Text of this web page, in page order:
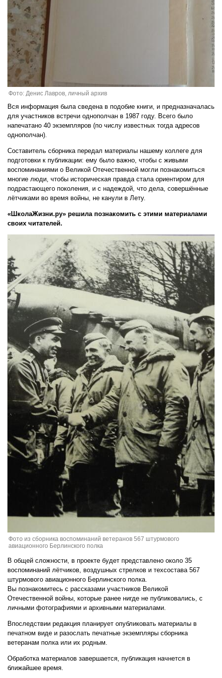
Фото: Денис Лавров, личный архив
Вся информация была сведена в подобие книги, и предназначалась
для участников встречи однополчан в 1987 году. Всего было
напечатано 40 экземпляров (по числу известных тогда адресов
однополчан).
Составитель сборника передал материалы нашему коллеге для
подготовки к публикации: ему было важно, чтобы с живыми
воспоминаниями о Великой Отечественной могли познакомиться
многие люди, чтобы историческая правда стала ориентиром для
подрастающего поколения, и с надеждой, что дела, совершённые
лётчиками во время войны, не канули в Лету.
«ШколаЖизни.ру» решила познакомить с этими материалами
своих читателей.
Фото из сборника воспоминаний ветеранов 567 штурмового
авиационного Берлинского полка
В общей сложности, в проекте будет представлено около 35
воспоминаний лётчиков, воздушных стрелков и техсостава 567
штурмового авиационного Берлинского полка.
Вы познакомитесь с рассказами участников Великой
Отечественной войны, которые ранее нигде не публиковались, с
личными фотографиями и архивными материалами.
Впоследствии редакция планирует опубликовать материалы в
печатном виде и разослать печатные экземпляры сборника
ветеранам полка или их родным.
Обработка материалов завершается, публикация начнется в
ближайшее время.